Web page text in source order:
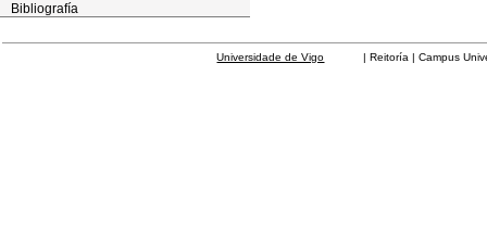
Bibliografía
Universidade de Vigo | Reitoría | Campus